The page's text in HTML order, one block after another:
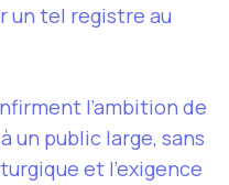
un tel registre au
l’ambition de
un public large, sans
et l’exigence